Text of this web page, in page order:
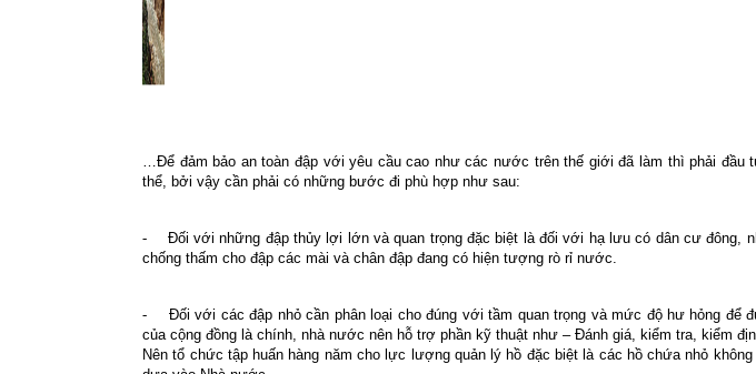
…Để đảm bảo an toàn đập với yêu cầu cao như các nước trên thế giới đã làm thì phải
thể, bởi vậy cần phải có những bước đi phù hợp như sau:
-
Đối với những đập thủy lợi lớn và quan trọng đặc biệt là đối với hạ lưu có dân cư đông,
chống thấm cho đập các mài và chân đập đang có hiện tượng rò rỉ nước.
-
Đối với các đập nhỏ cần phân loại cho đúng với tầm quan trọng và mức độ hư hỏng
của cộng đồng là chính, nhà nước nên hỗ trợ phần kỹ thuật như – Đánh giá, kiểm tra, kiểm
Nên tổ chức tập huấn hàng năm cho lực lượng quản lý hồ đặc biệt là các hồ chứa nhỏ